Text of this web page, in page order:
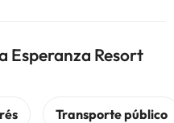
Esperanza Resort